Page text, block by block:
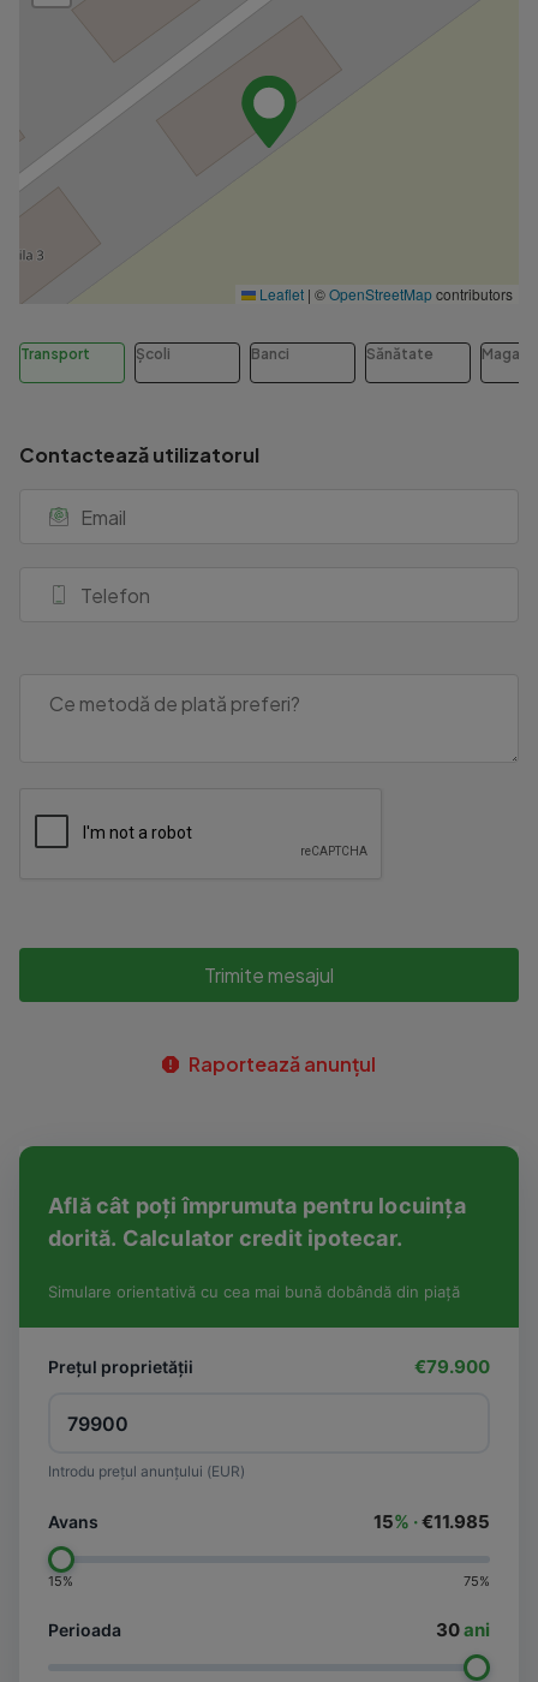
Pentru a înțelege mai bine proprietatea, te invit să
Costel Mînzatu
0740.303.900
RE/MAX Champions
Strada Bisericii Române 88, Brașov
Leaflet | ©OpenStreetMapcontributors
Transport Școli Banci Sănătate
Contactează utilizatorul
Trimite mesajul
Raportează anunțul
Află cât poți împrumuta pentru locuința
dorită. Calculator credit ipotecar.
Simulare orientativă cu cea mai bună dobândă din piață
Prețul proprietății €79.900
Introdu prețul anunțului (EUR)
Avans 15% ·€11.985
15% 75%
Perioada 30ani